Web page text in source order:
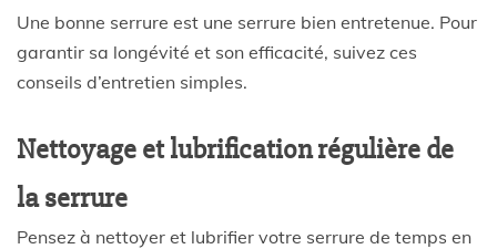
Une bonne serrure est une serrure bien entretenue. Pour
garantir sa longévité et son efficacité, suivez ces
conseils d’entretien simples.
Nettoyage et lubrification régulière de
la serrure
Pensez à nettoyer et lubrifier votre serrure de temps en